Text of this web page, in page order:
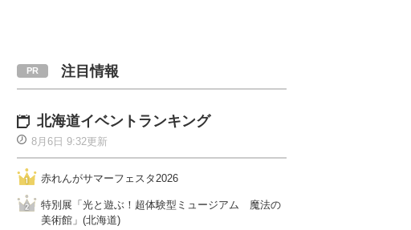
注目情報
北海道イベントランキング
8月6日 9:32更新
赤れんがサマーフェスタ2026
特別展「光と遊ぶ！超体験型ミュージアム 魔法の
美術館」(北海道)